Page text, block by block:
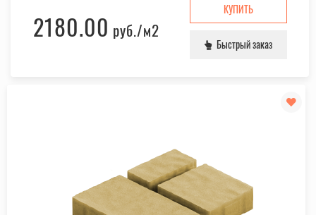
2180.00 руб./м2
КУПИТЬ
Быстрый заказ